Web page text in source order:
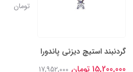
گردنبند استیچ دیزنی پاندورا
15,200,000 تومان
17,952,000